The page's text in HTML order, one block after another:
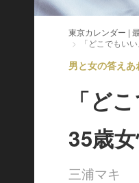
東京カレンダー |
「どこでもい
男と女の答え
「ど
35歳
三浦マキ